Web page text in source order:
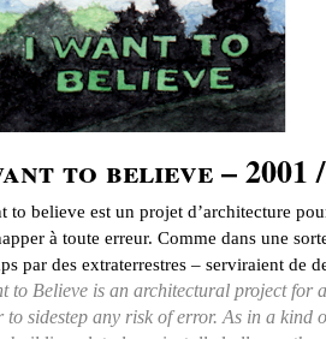
to believe – 2001 /
to believe est un projet d’architecture
à toute erreur. Comme dans une
par des extraterrestres – serviraient de
to Believe is an architectural project for
to sidestep any risk of error. As in a